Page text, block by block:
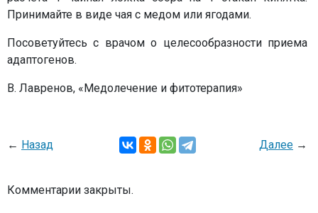
Принимайте в виде чая с медом или ягодами.
Посоветуйтесь с врачом о целесообразности приема
адаптогенов.
В. Лавренов, «Медолечение и фитотерапия»
← Назад Далее →
Комментарии закрыты.